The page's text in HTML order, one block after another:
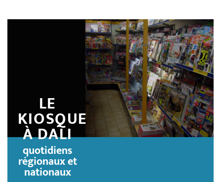
LE
KIOSQUE
À DALI
quotidiens
régionaux et
nationaux